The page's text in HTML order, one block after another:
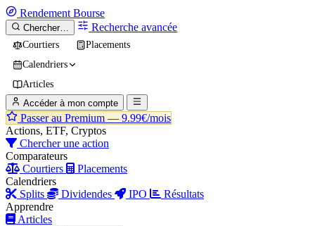
Rendement Bourse
Chercher… Recherche avancée
Courtiers
Placements
Calendriers
Articles
Accéder à mon compte
Passer au Premium — 9.99€/mois
Actions, ETF, Cryptos
Chercher une action
Comparateurs
Courtiers
Placements
Calendriers
Splits
Dividendes IPO
Résultats
Apprendre
Articles